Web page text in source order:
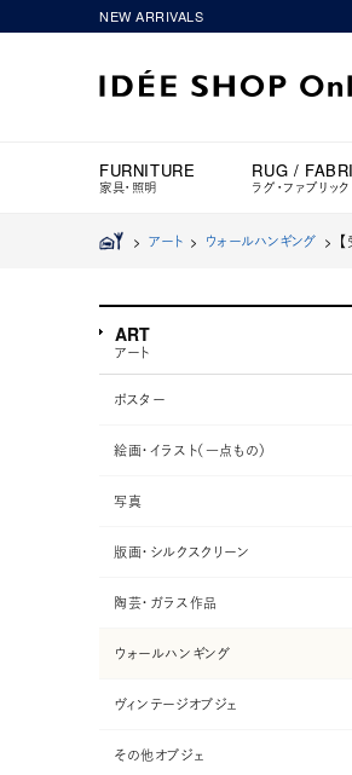
NEW ARRIVALS
FURNITURE
家具・照明
RUG /
ラグ・ファブリック
> アート> ウォールハンギング >
ART
アート
ポスター
絵画・イラスト（一点もの）
写真
版画・シルクスクリーン
陶芸・ガラス作品
ウォールハンギング
ヴィンテージオブジェ
その他オブジェ